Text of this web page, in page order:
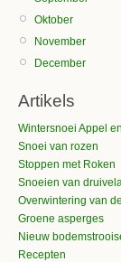
Oktober
November
December
Artikels
Wintersnoei Appel
Snoei van rozen
Stoppen met Roken
Snoeien van
Overwintering van
Groene asperges
Nieuw
Recepten